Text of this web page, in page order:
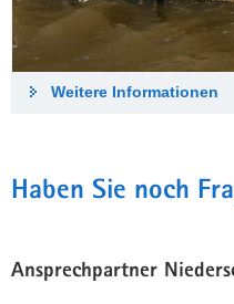
Weitere Informationen
Haben Sie noch
Ansprechpartner